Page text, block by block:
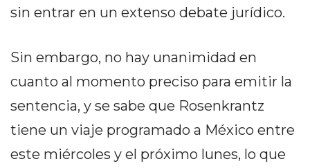
AYUDA
Y
CONDICIONES
POLÍTICAS
PRIVACIDAD
sin entrar en un extenso debate jurídico.
Sin embargo, no hay unanimidad en
cuanto al momento preciso para emitir la
sentencia, y se sabe que Rosenkrantz
tiene un viaje programado a México entre
este miércoles y el próximo lunes, lo que